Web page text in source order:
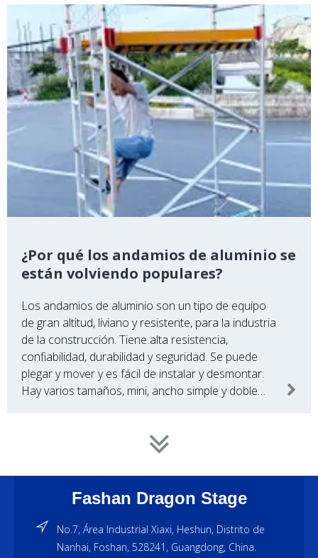
anchos según el sitio, un
¿Por qué los andamios de aluminio se
están volviendo populares?
Los andamios de aluminio son un tipo de equipo
de gran altitud, liviano y resistente, para la industria
de la construcción. Tiene alta resistencia,
confiabilidad, durabilidad y seguridad. Se puede
plegar y mover y es fácil de instalar y desmontar.
Hay varios tamaños, mini, ancho simple y doble
Fashan Dragon Stage
No.7, Área Industrial Xiaxi, Heshun, Distrito de
Nanhai, Foshan, 528241, Guangdong, China.